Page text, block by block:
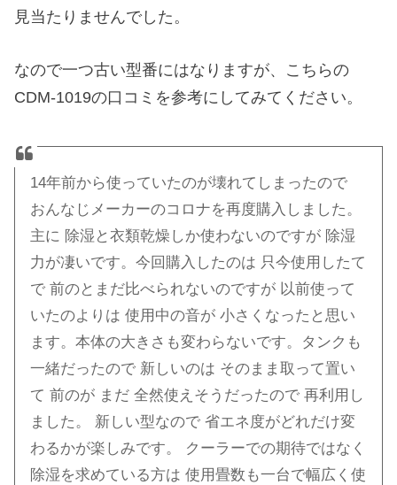
見当たりませんでした。
なので一つ古い型番にはなりますが、こちらの
CDM-1019の口コミを参考にしてみてください。
14年前から使っていたのが壊れてしまったので
おんなじメーカーのコロナを再度購入しました。
主に 除湿と衣類乾燥しか使わないのですが 除湿
力が凄いです。今回購入したのは 只今使用したて
で 前のとまだ比べられないのですが 以前使って
いたのよりは 使用中の音が 小さくなったと思い
ます。本体の大きさも変わらないです。タンクも
一緒だったので 新しいのは そのまま取って置い
て 前のが まだ 全然使えそうだったので 再利用し
ました。 新しい型なので 省エネ度がどれだけ変
わるかが楽しみです。 クーラーでの期待ではなく
除湿を求めている方は 使用畳数も一台で幅広く使